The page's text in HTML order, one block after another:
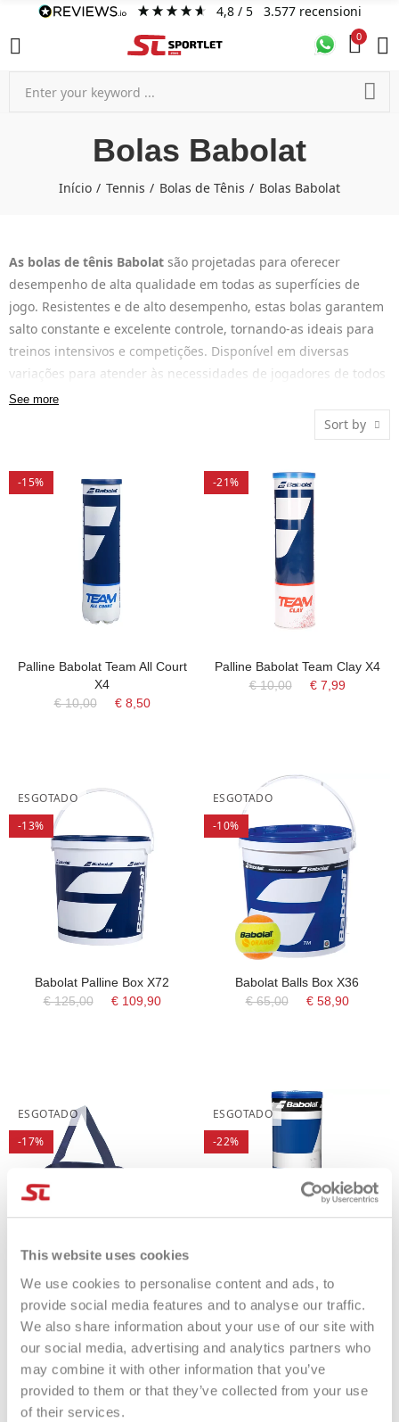
This website uses cookies
We use cookies to personalise content and ads, to
provide social media features and to analyse our traffic.
We also share information about your use of our site with
our social media, advertising and analytics partners who
may combine it with other information that you’ve
provided to them or that they’ve collected from your use
of their services.
4,8/ 5 3.577 recensioni
0
Bolas Babolat
Início Tennis Bolas de Tênis Bolas Babolat
As bolas de tênis Babolat são projetadas para oferecer
desempenho de alta qualidade em todas as superfícies de
jogo. Resistentes e de alto desempenho, estas bolas garantem
salto constante e excelente controle, tornando-as ideais para
treinos intensivos e competições. Disponível em diversas
variações para atender às necessidades de jogadores de todos
os níveis, desde bolas de treinamento até aquelas aprovadas
para torneios. Escolha Babolat para uma jogabilidade superior.
See more
Sort by
-15%
Palline Babolat Team All Court
X4
€ 10,00
€ 8,50
-21%
Palline Babolat Team Clay X4
€ 10,00
€ 7,99
ESGOTADO
-13%
Babolat Palline Box X72
€ 125,00
€ 109,90
ESGOTADO
-10%
Babolat Balls Box X36
€ 65,00
€ 58,90
ESGOTADO
-17%
Babolat Palline Red Felt X24
ESGOTADO
-22%
Palline Babolat Team X4
€ 9,50